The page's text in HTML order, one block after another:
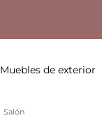
Muebles de exterior
Salón